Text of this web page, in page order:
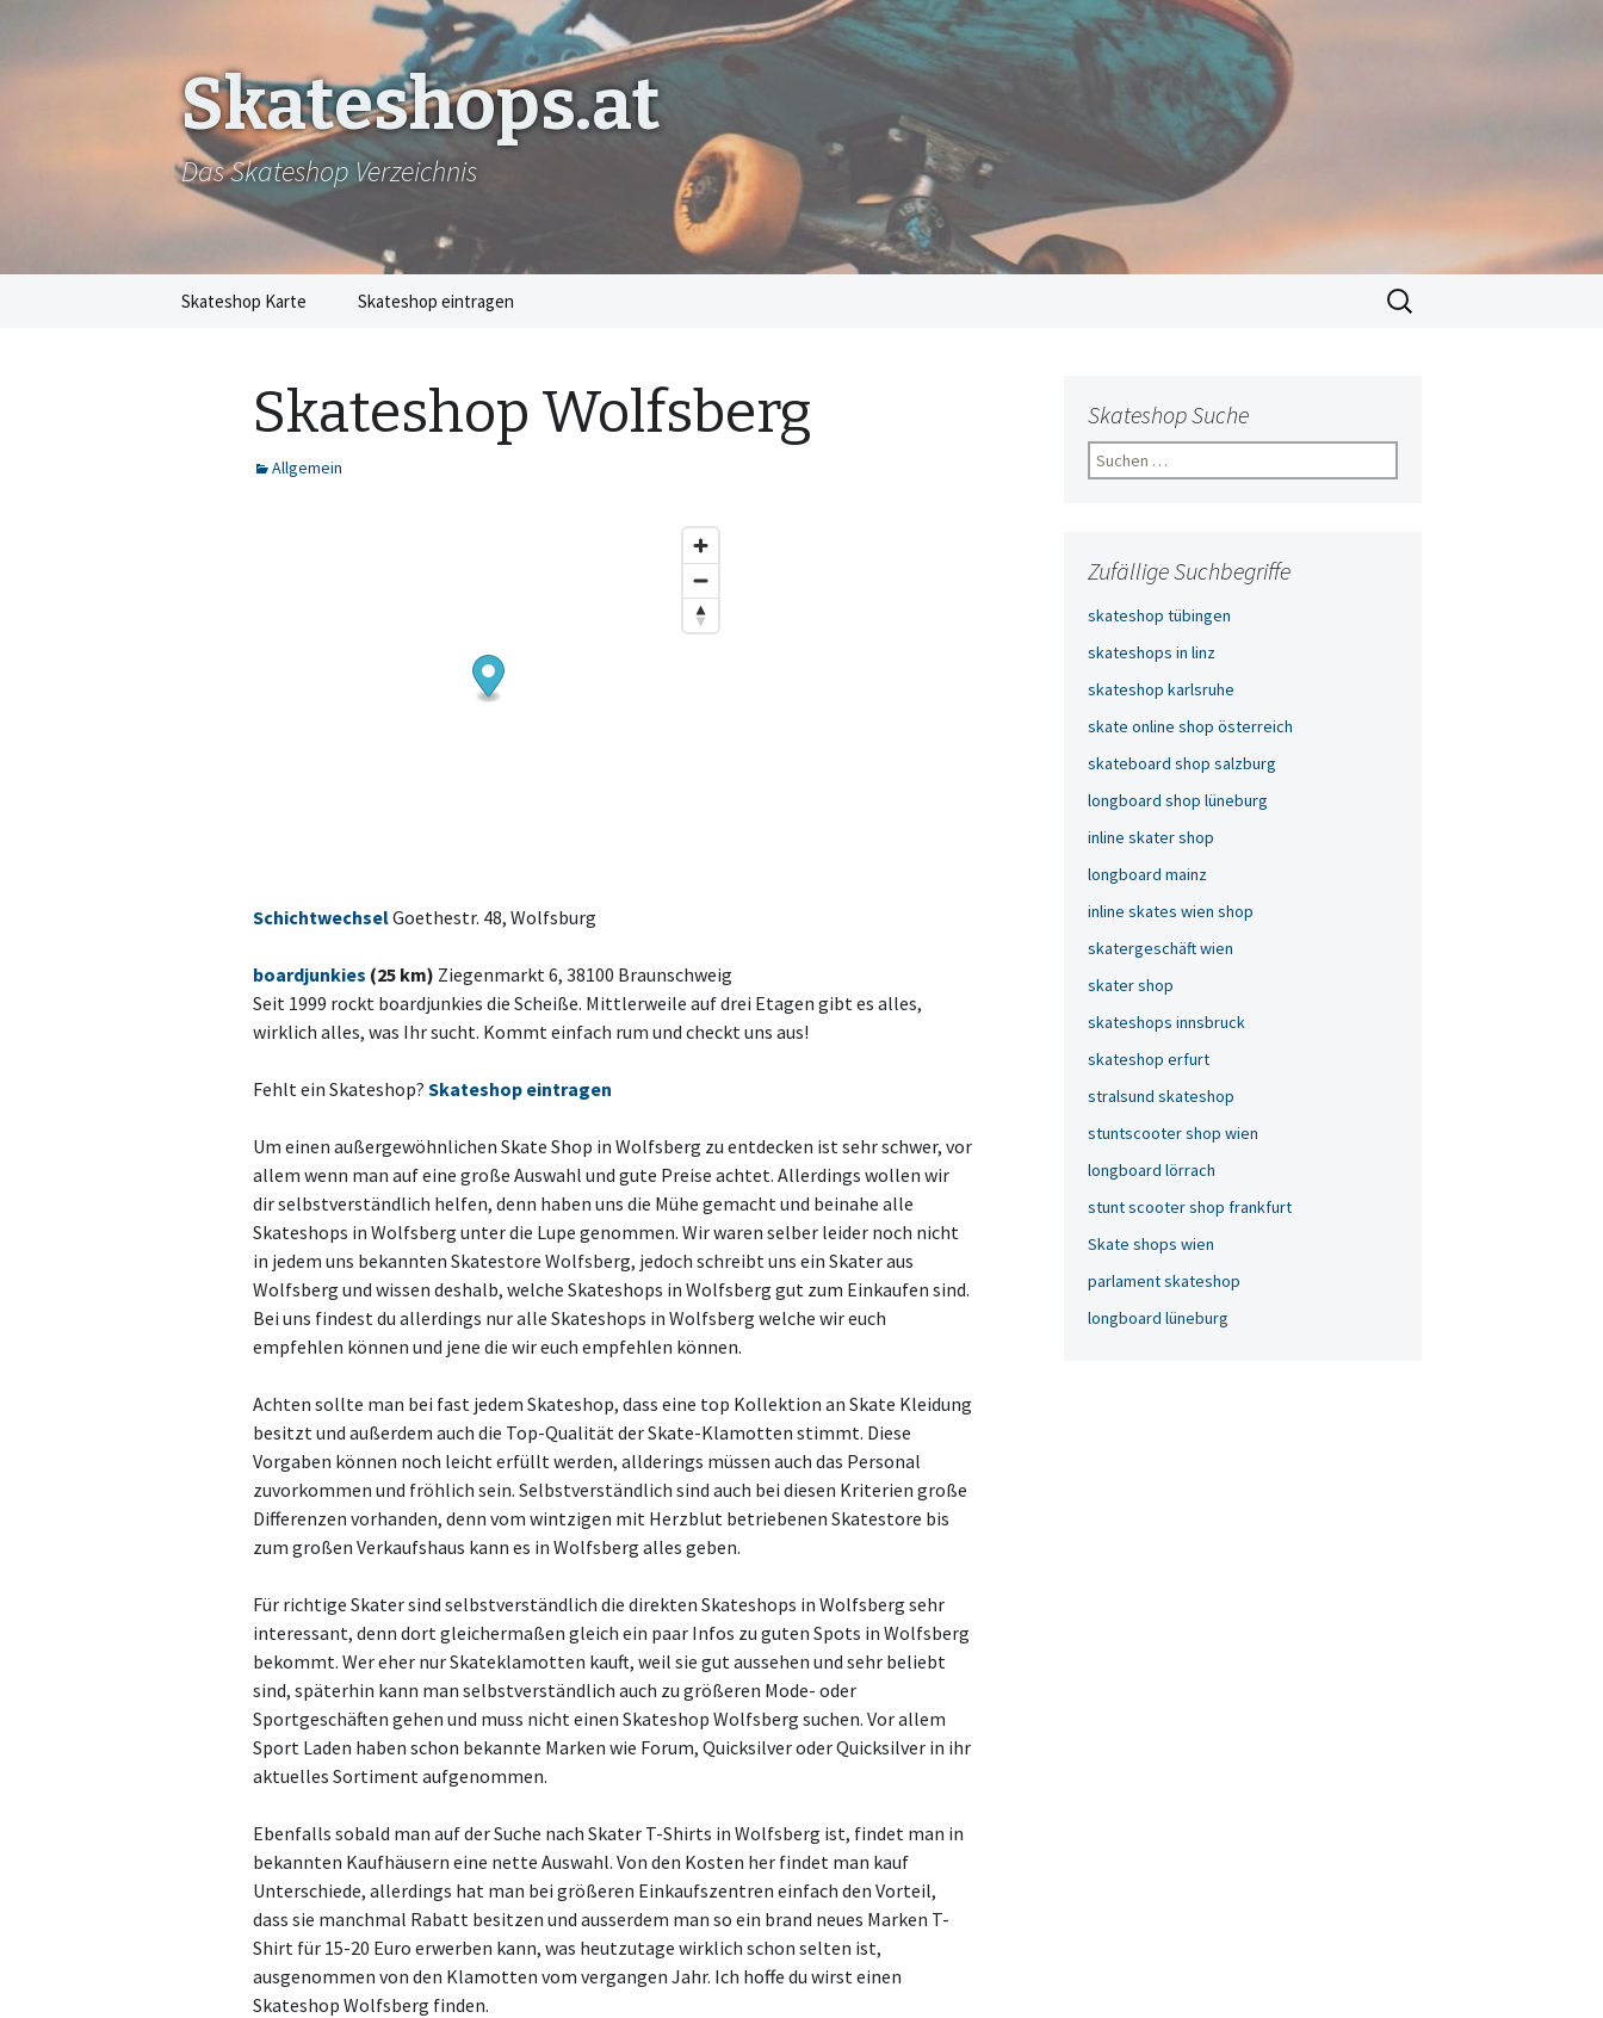
Skateshops.at
Das Skateshop Verzeichnis
Skateshop Karte Skateshop eintragen
Suchen
nach:
Skateshop Wolfsberg
Allgemein
SchichtwechselGoethestr. 48, Wolfsburg
boardjunkies (25 km) Ziegenmarkt 6, 38100 Braunschweig
Seit 1999 rockt boardjunkies die Scheiße. Mittlerweile auf drei Etagen gibt es alles,
wirklich alles, was Ihr sucht. Kommt einfach rum und checkt uns aus!
Fehlt ein Skateshop? Skateshop eintragen
Um einen außergewöhnlichen Skate Shop in Wolfsberg zu entdecken ist sehr schwer, vor
allem wenn man auf eine große Auswahl und gute Preise achtet. Allerdings wollen wir
dir selbstverständlich helfen, denn haben uns die Mühe gemacht und beinahe alle
Skateshops in Wolfsberg unter die Lupe genommen. Wir waren selber leider noch nicht
in jedem uns bekannten Skatestore Wolfsberg, jedoch schreibt uns ein Skater aus
Wolfsberg und wissen deshalb, welche Skateshops in Wolfsberg gut zum Einkaufen sind.
Bei uns findest du allerdings nur alle Skateshops in Wolfsberg welche wir euch
empfehlen können und jene die wir euch empfehlen können.
Achten sollte man bei fast jedem Skateshop, dass eine top Kollektion an Skate Kleidung
besitzt und außerdem auch die Top-Qualität der Skate-Klamotten stimmt. Diese
Vorgaben können noch leicht erfüllt werden, allderings müssen auch das Personal
zuvorkommen und fröhlich sein. Selbstverständlich sind auch bei diesen Kriterien große
Differenzen vorhanden, denn vom wintzigen mit Herzblut betriebenen Skatestore bis
zum großen Verkaufshaus kann es in Wolfsberg alles geben.
Für richtige Skater sind selbstverständlich die direkten Skateshops in Wolfsberg sehr
interessant, denn dort gleichermaßen gleich ein paar Infos zu guten Spots in Wolfsberg
bekommt. Wer eher nur Skateklamotten kauft, weil sie gut aussehen und sehr beliebt
sind, späterhin kann man selbstverständlich auch zu größeren Mode- oder
Sportgeschäften gehen und muss nicht einen Skateshop Wolfsberg suchen. Vor allem
Sport Laden haben schon bekannte Marken wie Forum, Quicksilver oder Quicksilver in ihr
aktuelles Sortiment aufgenommen.
Ebenfalls sobald man auf der Suche nach Skater T-Shirts in Wolfsberg ist, findet man in
bekannten Kaufhäusern eine nette Auswahl. Von den Kosten her findet man kauf
Unterschiede, allerdings hat man bei größeren Einkaufszentren einfach den Vorteil,
dass sie manchmal Rabatt besitzen und ausserdem man so ein brand neues Marken T-
Shirt für 15-20 Euro erwerben kann, was heutzutage wirklich schon selten ist,
ausgenommen von den Klamotten vom vergangen Jahr. Ich hoffe du wirst einen
Skateshop Wolfsberg finden.
Skateshop Suche
Suchen
nach:
Zufällige Suchbegriffe
skateshop tübingen
skateshops in linz
skateshop karlsruhe
skate online shop österreich
skateboard shop salzburg
longboard shop lüneburg
inline skater shop
longboard mainz
inline skates wien shop
skatergeschäft wien
skater shop
skateshops innsbruck
skateshop erfurt
stralsund skateshop
stuntscooter shop wien
longboard lörrach
stunt scooter shop frankfurt
Skate shops wien
parlament skateshop
longboard lüneburg